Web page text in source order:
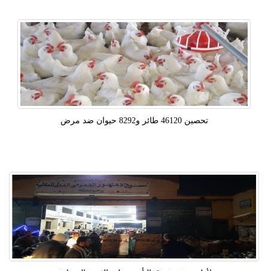
تحصين 46120 طائر و8292 حيوان ضد مرض